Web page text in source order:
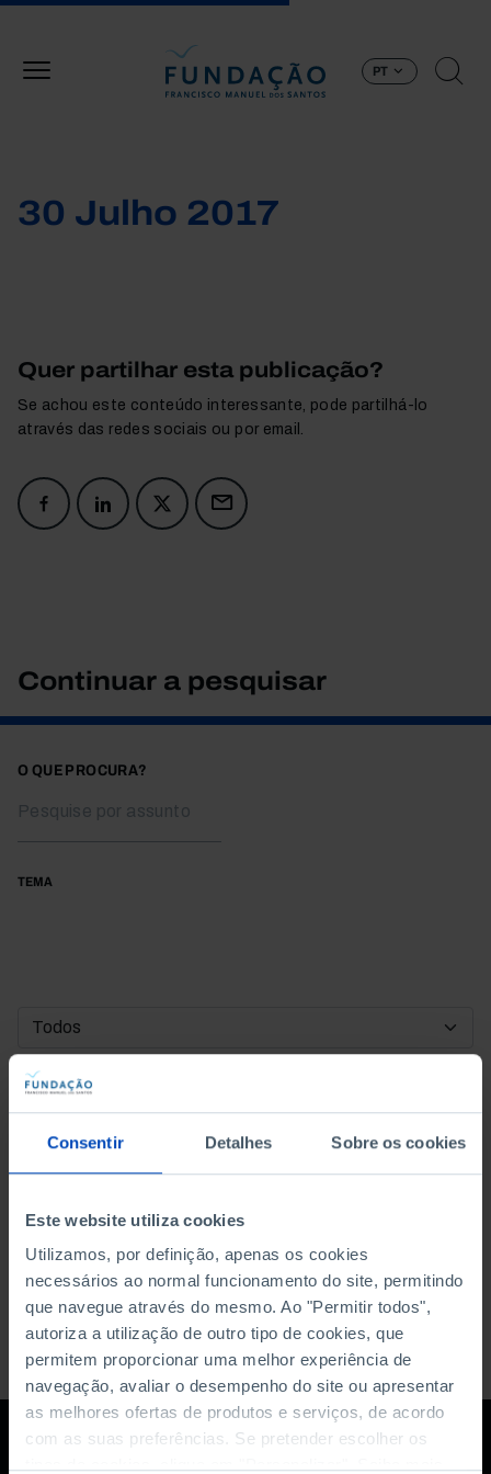
Consentir Detalhes Sobre os cookies
Este website utiliza cookies
Utilizamos, por definição, apenas os cookies
necessários ao normal funcionamento do site, permitindo
que navegue através do mesmo. Ao "Permitir todos",
autoriza a utilização de outro tipo de cookies, que
permitem proporcionar uma melhor experiência de
navegação, avaliar o desempenho do site ou apresentar
as melhores ofertas de produtos e serviços, de acordo
com as suas preferências. Se pretender escolher os
PT
30 Julho 2017
Quer partilhar esta publicação?
Se achou este conteúdo interessante, pode partilhá-lo
através das redes sociais ou por email.
Continuar a pesquisar
O QUE PROCURA?
TEMA
DATA DE INÍCIO
DATA DE FIM